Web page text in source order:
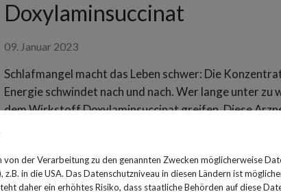
Doxylaminsuccinat
09. Januar 2023
Schlafmangel macht das Leben schwer: Die
Energie schwindet nach und nach. Wer lange unter
dem Wirkstoff Doxylaminsuccinat greifen. Diese
Hoggar Night oder Schlafsterne vertrieben werden,
Trotzdem sollte die Einnahme unbedingt mit der
Apotheker abgesprochen werden, denn auch hier gibt
Krankheiten, bei denen Doxylaminsuccinat nicht
der Verarbeitung zu den genannten Zwecken möglicherweise
in die USA. Das Datenschutzniveau in diesen Ländern ist
daher ein erhöhtes Risiko, dass staatliche Behörden auf diese